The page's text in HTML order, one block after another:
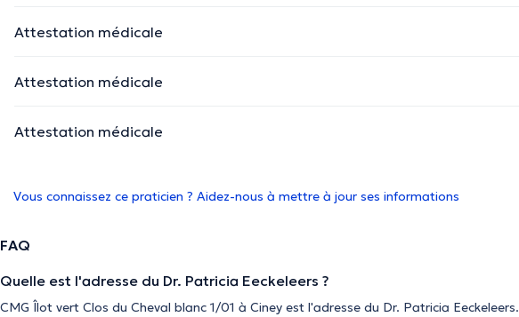
Attestation médicale
Attestation médicale
Attestation médicale
Vous connaissez ce praticien ? Aidez-nous à mettre à jour ses informations
FAQ
Quelle est l'adresse du Dr. Patricia Eeckeleers ?
CMG Îlot vert Clos du Cheval blanc 1/01 à Ciney est l'adresse du Dr. Patricia Eeckeleers.